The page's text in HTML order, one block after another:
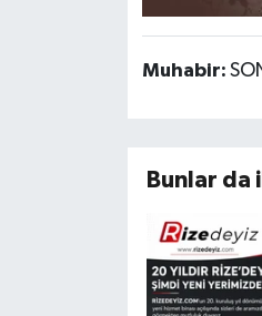
Muhabir:
Bunlar da